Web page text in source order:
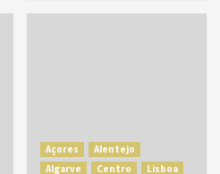
Açores
Alentejo
Algarve
Centro
Lisboa